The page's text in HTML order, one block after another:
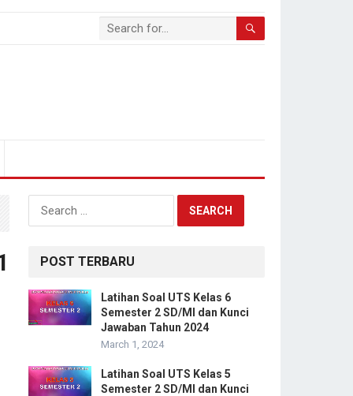
Search
for:
POST TERBARU
Latihan Soal UTS Kelas 6
Semester 2 SD/MI dan Kunci
Jawaban Tahun 2024
March 1, 2024
Latihan Soal UTS Kelas 5
Semester 2 SD/MI dan Kunci